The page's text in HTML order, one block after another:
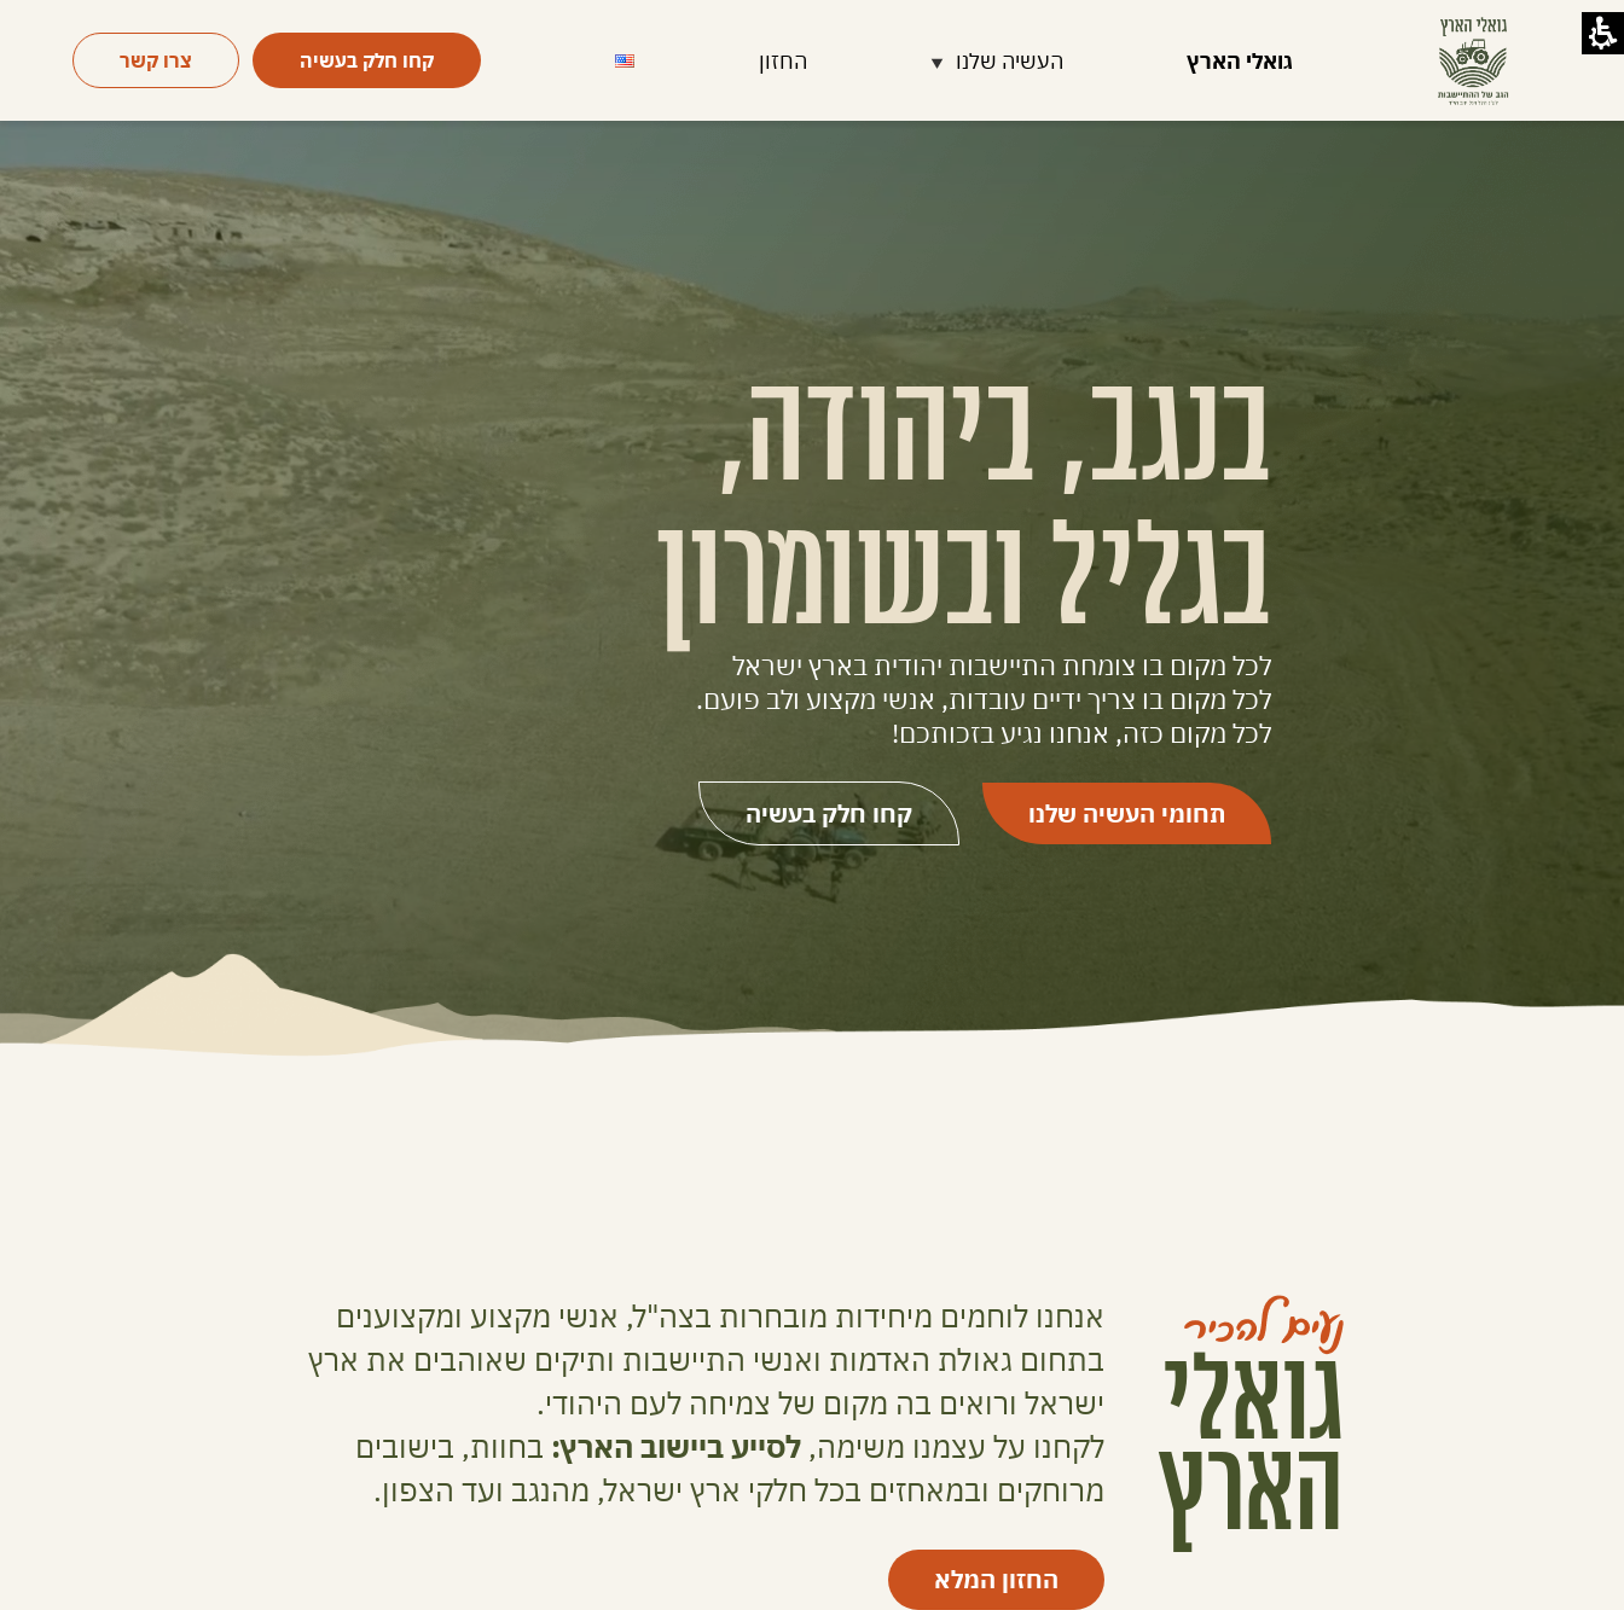
גואלי הארץ העשיה שלנו החזון קחו חלק בעשיה צרו קשר
בנגב, ביהודה,
בגליל ובשומרון
לכל מקום בו צומחת התיישבות יהודית בארץ ישראל
לכל מקום בו צריך ידיים עובדות, אנשי מקצוע ולב פועם.
לכל מקום כזה, אנחנו נגיע בזכותכם!
תחומי העשיה שלנו קחו חלק בעשיה
גואלי
הארץ
אנחנו לוחמים מיחידות מובחרות בצה"ל, אנשי מקצוע ומקצוענים
בתחום גאולת האדמות ואנשי התיישבות ‏ותיקים שאוהבים את ארץ
ישראל ורואים בה מקום של צמיחה לעם היהודי.
לקחנו על עצמנו משימה,לסייע ביישוב הארץ: בחוות, בישובים
מרוחקים ובמאחזים בכל חלקי ארץ ישראל, מהנגב ועד הצפון.
החזון המלא